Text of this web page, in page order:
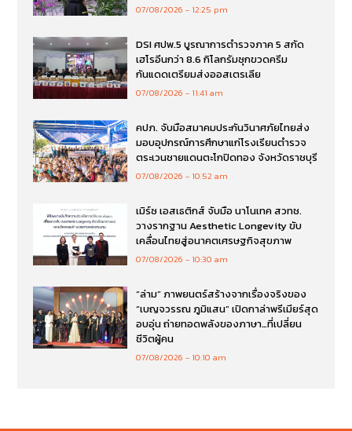
07/08/2026 12:25 pm
DSI ศปพ.5 บูรณาการตำรวจภาค 5 สกัด
เฮโรอีนกว่า 8.6 กิโลกรัมซุกขวดครีม
กันแดดเตรียมส่งออสเตรเลีย
07/08/2026 11:41 am
คปภ. จับมือสมาคมประกันวินาศภัยไทยส่ง
มอบอุปกรณ์การศึกษาแก่โรงเรียนตำรวจ
ตระเวนชายแดนตะโกปิดทอง จังหวัดราชบุรี
07/08/2026 10:52 am
เมิร์ซ เอสเธติกส์ จับมือ นาโนเทค สวทช.
วางรากฐาน Aesthetic Longevity ขับ
เคลื่อนไทยสู่อนาคตเศรษฐกิจสุขภาพ
07/08/2026 10:30 am
“ล่าม” ภาพยนตร์สร้างจากเรื่องจริงของ
“เบญจวรรณ ภูมิแสน” เปิดกาล่าพรีเมียร์สุด
อบอุ่น ถ่ายทอดพลังของภาษา…ที่เปลี่ยน
ชีวิตผู้คน
07/08/2026 10:10 am